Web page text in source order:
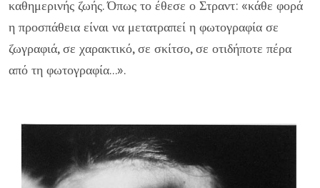
καθημερινής ζωής. Όπως το έθεσε ο Στραντ: «κάθε φορά
η προσπάθεια είναι να μετατραπεί η φωτογραφία σε
ζωγραφιά, σε χαρακτικό, σε σκίτσο, σε οτιδήποτε πέρα
από τη φωτογραφία...».